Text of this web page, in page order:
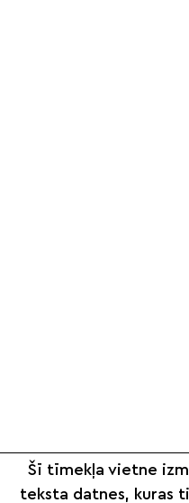
Šī tīmekļa vietne
teksta datnes, kuras